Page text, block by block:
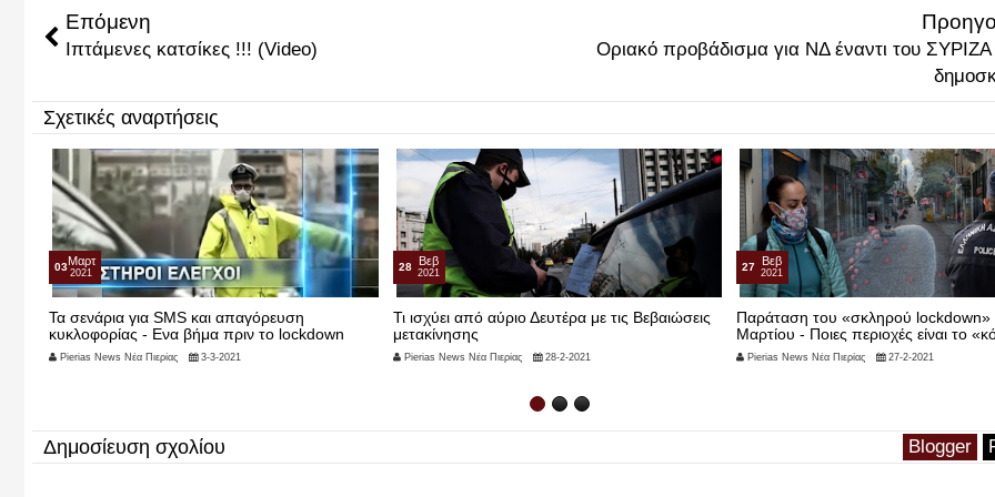
Επόμενη
Ιπτάμενες κατσίκες !!! (Video)
Οριακό προβάδισμα για ΝΔ έναντι του
Σχετικές αναρτήσεις
03Μαρτ
2021
Τα σενάρια για SMS και απαγόρευση
κυκλοφορίας - Ενα βήμα πριν το lockdown
Pierias News Νέα Πιερίας 3-3-2021
28 Βεβ
2021
Τι ισχύει από αύριο Δευτέρα με τις Bεβαιώσεις
μετακίνησης
Pierias News Νέα Πιερίας 28-2-2021
27 Βεβ
2021
Παράταση του «σκληρού lockdown»
Μαρτίου - Ποιες περιοχές είναι το
Pierias News Νέα Πιερίας 27-2-2021
Δημοσίευση σχολίου Blogger